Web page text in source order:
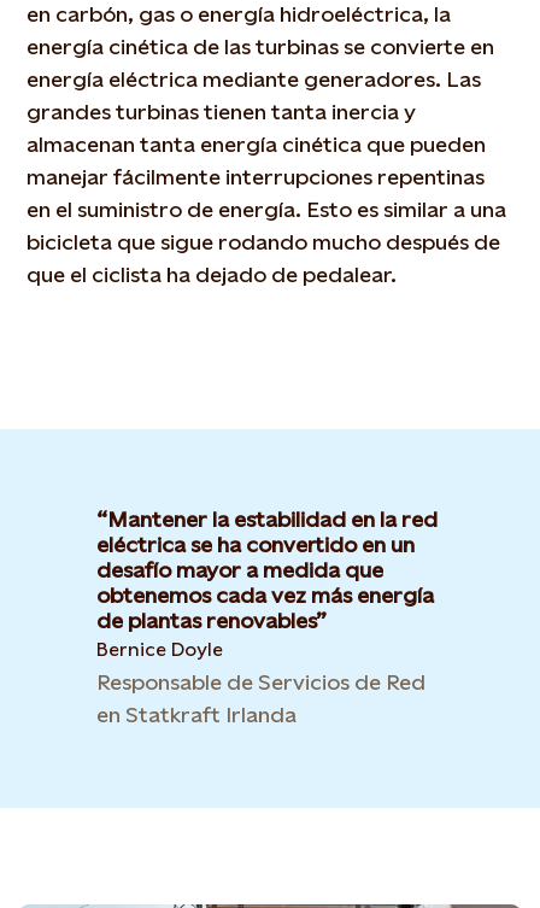
en carbón, gas o energía hidroeléctrica, la
energía cinética de las turbinas se convierte en
energía eléctrica mediante generadores. Las
grandes turbinas tienen tanta inercia y
almacenan tanta energía cinética que pueden
manejar fácilmente interrupciones repentinas
en el suministro de energía. Esto es similar a una
bicicleta que sigue rodando mucho después de
que el ciclista ha dejado de pedalear.
Mantener la estabilidad en la red
eléctrica se ha convertido en un
desafío mayor a medida que
obtenemos cada vez más energía
de plantas renovables
Bernice Doyle
Responsable de Servicios de Red
en Statkraft Irlanda